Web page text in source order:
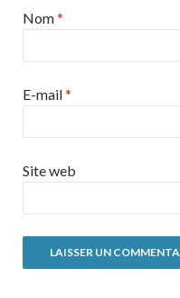
Nom*
E-mail*
Site web